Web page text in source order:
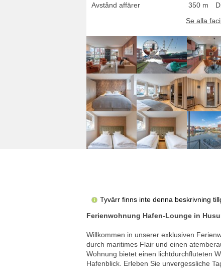
Avstånd affärer
350 m
Se alla
Tyvärr finns inte denna beskrivning
Ferienwohnung Hafen-Lounge in
Willkommen in unserer exklusiven
durch maritimes Flair und einen
Wohnung bietet einen lichtdurchfluteten
Hafenblick. Erleben Sie unvergessliche